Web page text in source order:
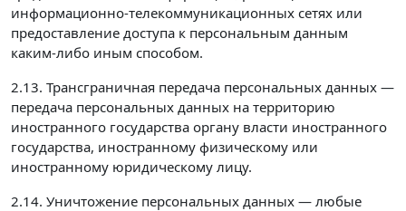
информационно-телекоммуникационных сетях или
предоставление доступа к персональным данным
каким-либо иным способом.
2.13. Трансграничная передача персональных данных —
передача персональных данных на территорию
иностранного государства органу власти иностранного
государства, иностранному физическому или
иностранному юридическому лицу.
2.14. Уничтожение персональных данных — любые